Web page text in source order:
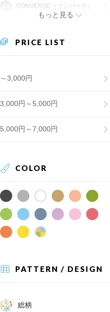
CONVERSE（コンバース）
もっと見る
PRICE LIST
～3,000円
3,000円～5,000円
5,000円～7,000円
COLOR
PATTERN / DESIGN
総柄